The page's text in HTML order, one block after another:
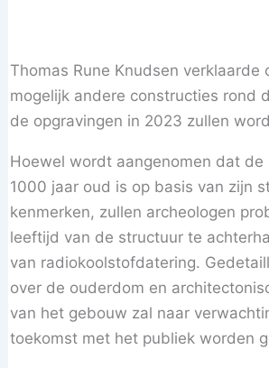
Thomas Rune Knudsen verklaarde
mogelijk andere constructies rond
de opgravingen in 2023 zullen
Hoewel wordt aangenomen dat de
1000 jaar oud is op basis van zijn
kenmerken, zullen archeologen
leeftijd van de structuur te
van radiokoolstofdatering.
over de ouderdom en
van het gebouw zal naar
toekomst met het publiek worden